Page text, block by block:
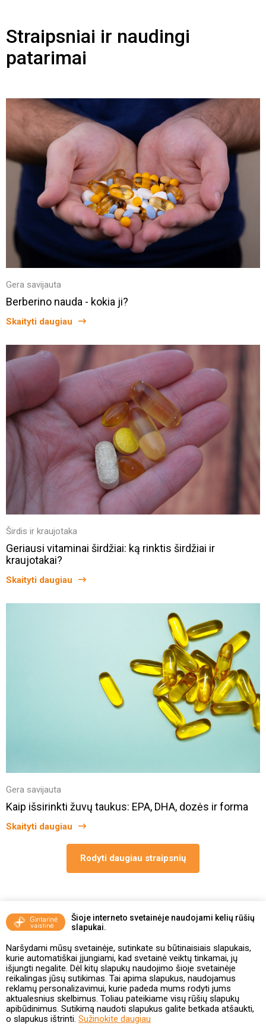
Šioje interneto svetainėje naudojami kelių rūšių
slapukai.
Naršydami mūsų svetainėje, sutinkate su būtinaisiais slapukais,
kurie automatiškai įjungiami, kad svetainė veiktų tinkamai, jų
išjungti negalite. Dėl kitų slapukų naudojimo šioje svetainėje
reikalingas jūsų sutikimas. Tai apima slapukus, naudojamus
reklamų personalizavimui, kurie padeda mums rodyti jums
aktualesnius skelbimus. Toliau pateikiame visų rūšių slapukų
apibūdinimus. Sutikimą naudoti slapukus galite betkada atšaukti,
o slapukus ištrinti. Sužinokite daugiau
Straipsniai ir naudingi
patarimai
Gera savijauta
Berberino nauda - kokia ji?
Skaityti daugiau
Širdis ir kraujotaka
Geriausi vitaminai širdžiai: ką rinktis širdžiai ir
kraujotakai?
Skaityti daugiau
Gera savijauta
Kaip išsirinkti žuvų taukus: EPA, DHA, dozės ir forma
Skaityti daugiau
Rodyti daugiau straipsnių
Pasiūlymai ir akcijos
Vakcinavimo tvarka ir taisyklės